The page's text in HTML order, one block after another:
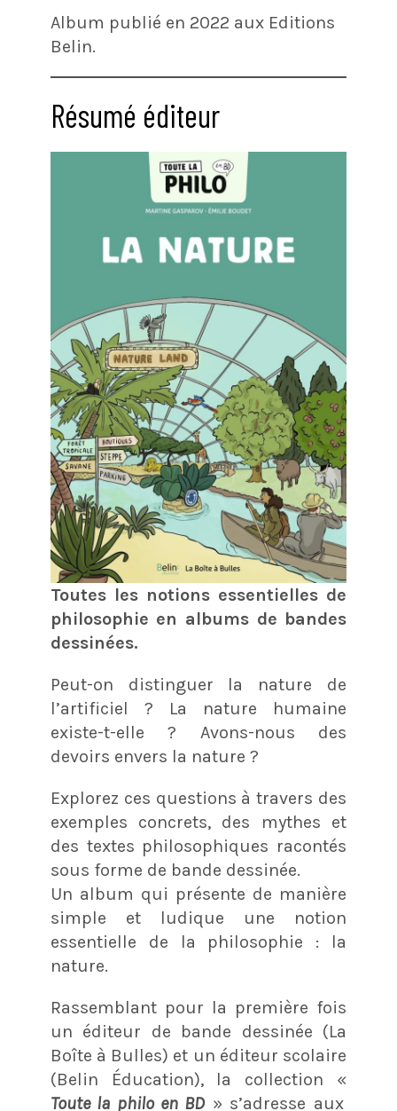
Album publié en 2022 aux Editions
Belin.
Résumé éditeur
Toutes les notions essentielles de
philosophie en albums de bandes
dessinées.
Peut-on distinguer la nature de
l’artificiel ? La nature humaine
existe-t-elle ? Avons-nous des
devoirs envers la nature ?
Explorez ces questions à travers des
exemples concrets, des mythes et
des textes philosophiques racontés
sous forme de bande dessinée.
Un album qui présente de manière
simple et ludique une notion
essentielle de la philosophie : la
nature.
Rassemblant pour la première fois
un éditeur de bande dessinée (La
Boîte à Bulles) et un éditeur scolaire
(Belin Éducation), la collection «
Toute la philo en BD» s’adresse aux